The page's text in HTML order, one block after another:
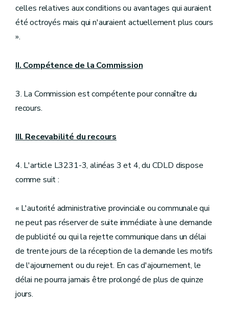
celles relatives aux conditions ou avantages qui auraient
été octroyés mais qui n'auraient actuellement plus cours
».
II. Compétence de la Commission
3. La Commission est compétente pour connaître du
recours.
III. Recevabilité du recours
4. L'article L3231-3, alinéas 3 et 4, du CDLD dispose
comme suit :
« L'autorité administrative provinciale ou communale qui
ne peut pas réserver de suite immédiate à une demande
de publicité ou qui la rejette communique dans un délai
de trente jours de la réception de la demande les motifs
de l'ajournement ou du rejet. En cas d'ajournement, le
délai ne pourra jamais être prolongé de plus de quinze
jours.